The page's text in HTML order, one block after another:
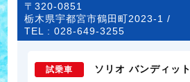
〒320-0851
栃木県宇都宮市鶴田町2023-1 /
TEL :028-649-3255
試乗車 ソリオ バンディッ